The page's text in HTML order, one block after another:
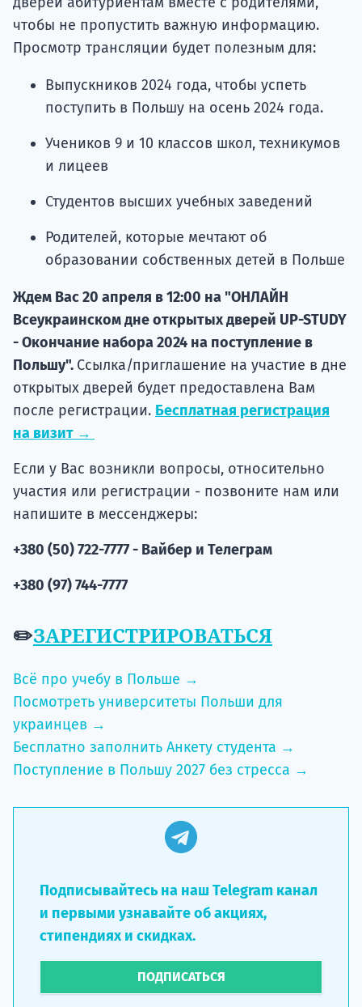
чтобы не пропустить важную информацию.
Просмотр трансляции будет полезным для:
Выпускников 2024 года, чтобы успеть
поступить в Польшу на осень 2024 года.
Учеников 9 и 10 классов школ, техникумов
и лицеев
Студентов высших учебных заведений
Родителей, которые мечтают об
образовании собственных детей в Польше
Ждем Вас 20 апреля в 12:00 на "ОНЛАЙН
Всеукраинском дне открытых дверей UP-STUDY
- Окончание набора 2024 на поступление в
Польшу". Ссылка/приглашение на участие в дне
открытых дверей будет предоставлена Вам
после регистрации. Бесплатная регистрация
на визит →
Если у Вас возникли вопросы, относительно
участия или регистрации - позвоните нам или
напишите в мессенджеры:
+380 (50) 722-7777 - Вайбер и Телеграм
+380 (97) 744-7777
✏️ЗАРЕГИСТРИРОВАТЬСЯ
Всё про учебу в Польше →
Посмотреть университеты Польши для
украинцев →
Бесплатно заполнить Анкету студента →
Поступление в Польшу 2027 без стресса →
Подписывайтесь на наш Telegram канал
и первыми узнавайте об акциях,
стипендиях и скидках.
ПОДПИСАТЬСЯ